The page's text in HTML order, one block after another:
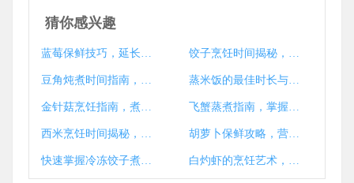
猜你感兴趣
蓝莓保鲜技巧，延长新鲜期的小窍门大揭秘 饺子烹饪时间揭秘，如何煮出完美口感
豆角炖煮时间指南，健康美味一锅成 蒸米饭的最佳时长与技巧揭秘
金针菇烹饪指南，煮多久才能熟？技巧与注意事项大揭秘 飞蟹蒸煮指南，掌握时间解锁鲜美蟹肉之道
西米烹饪时间揭秘，西米要煮多久？ 胡萝卜保鲜攻略，营养持久，储存时长大揭秘
快速掌握冷冻饺子煮法，美味秘诀大公开！ 白灼虾的烹饪艺术，掌握时间与技巧，尽享美食之乐